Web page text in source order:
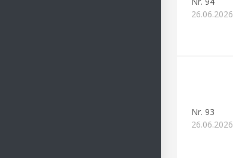
26.06.2026
Nr. 93
26.06.2026